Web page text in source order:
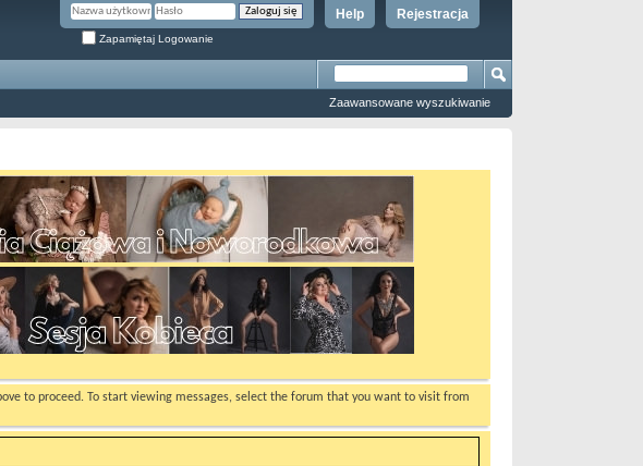
Rejestracja
Help
Zapamiętaj Logowanie
Zaawansowane wyszukiwanie
to proceed. To start viewing messages, select the forum that you want to visit from